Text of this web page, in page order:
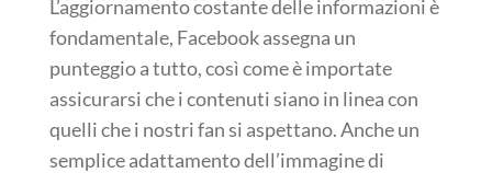
L’aggiornamento costante delle informazioni è
fondamentale, Facebook assegna un
punteggio a tutto, così come è importate
assicurarsi che i contenuti siano in linea con
quelli che i nostri fan si aspettano. Anche un
semplice adattamento dell’immagine di